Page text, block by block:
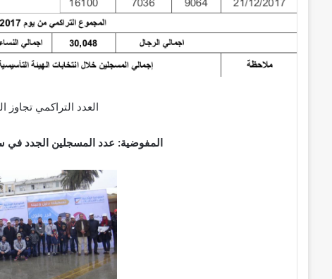
العدد التراكمي
المفوضية: عدد المسجلين الجدد في